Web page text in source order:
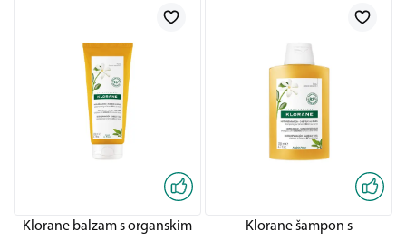
Klorane balzam s organskim Klorane šampon s